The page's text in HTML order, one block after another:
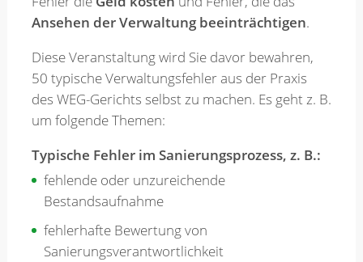
Ansehen der Verwaltung beeinträchtigen.
Diese Veranstaltung wird Sie davor bewahren,
50 typische Verwaltungsfehler aus der Praxis
des WEG-Gerichts selbst zu machen. Es geht z. B.
um folgende Themen:
Typische Fehler im Sanierungsprozess, z. B.:
fehlende oder unzureichende
Bestandsaufnahme
fehlerhafte Bewertung von
Sanierungsverantwortlichkeit